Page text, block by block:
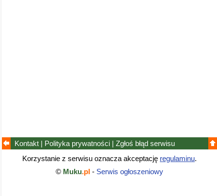
Kontakt | Polityka prywatności | Zgłoś błąd serwisu
Korzystanie z serwisu oznacza akceptację regulaminu.
© Muku.pl - Serwis ogłoszeniowy